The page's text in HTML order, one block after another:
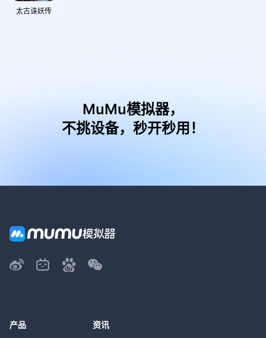
太古诛妖传
MuMu模拟器，
不挑设备，秒开秒用！
产品 资讯